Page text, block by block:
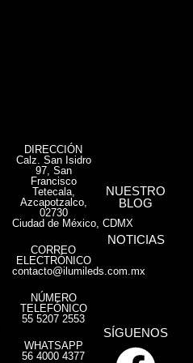
DIRECCIÓN
Calz. San Isidro
97, San
Francisco
Tetecala,
Azcapotzalco,
02730
Ciudad de México, CDMX
CORREO
ELECTRÓNICO
contacto@ilumileds.com.mx
NÚMERO
TELEFÓNICO
55 5207 2553
WHATSAPP
56 4000 4377
NUESTRO
BLOG
NOTICIAS
SÍGUENOS